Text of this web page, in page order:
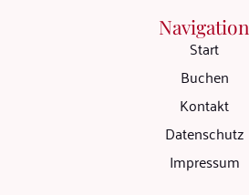
Navigation
Start
Buchen
Kontakt
Datenschutz
Impressum